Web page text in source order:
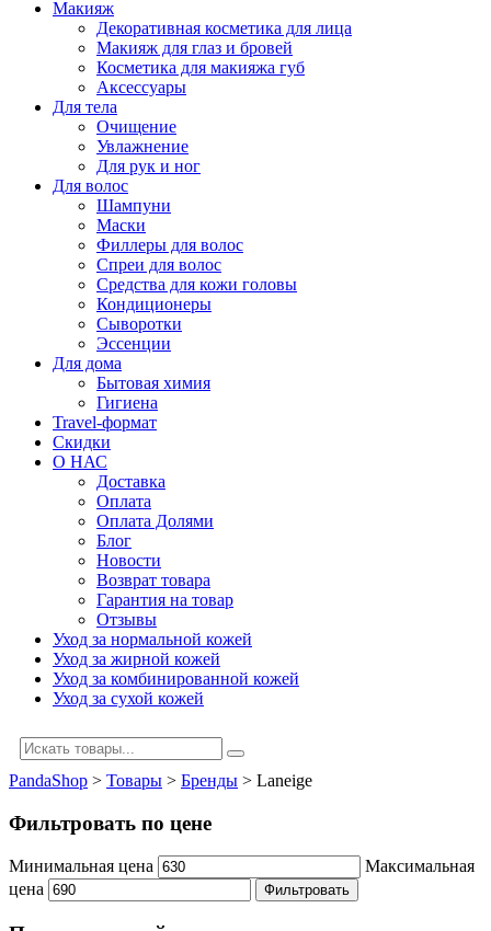
Макияж
Декоративная косметика для лица
Макияж для глаз и бровей
Косметика для макияжа губ
Аксессуары
Для тела
Очищение
Увлажнение
Для рук и ног
Для волос
Шампуни
Маски
Филлеры для волос
Спреи для волос
Средства для кожи головы
Кондиционеры
Сыворотки
Эссенции
Для дома
Бытовая химия
Гигиена
Travel-формат
Скидки
О НАС
Доставка
Оплата
Оплата Долями
Блог
Новости
Возврат товара
Гарантия на товар
Отзывы
Уход за нормальной кожей
Уход за жирной кожей
Уход за комбинированной кожей
Уход за сухой кожей
PandaShop > Товары > Бренды > Laneige
Фильтровать по цене
Минимальная цена
Максимальная
цена
Фильтровать